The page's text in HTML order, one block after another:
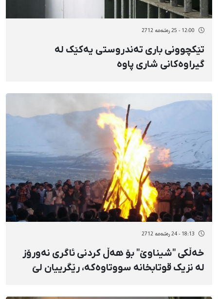
12:00 - 25 رەشەمه 2712
تێکچوونی باری تەندروستی یەکێک لە
گیراوەکانی شاری پاوە
18:13 - 24 رەشەمه 2712
خەڵکی "شیناوێ" بۆ هەڵ کردنی ئاگری نەورۆز
لە نزیک قوتابخانە سووتاوەکە، رێگرییان لێ